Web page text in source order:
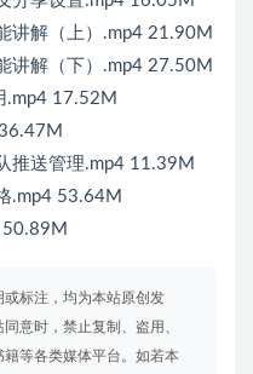
讲解（上）.mp4 21.90M
讲解（下）.mp4 27.50M
.mp4 17.52M
推送管理.mp4 11.39M
.mp4 53.64M
50.89M
标注，均为本站原创发
意时，禁止复制、盗用、
等各类媒体平台。如若本